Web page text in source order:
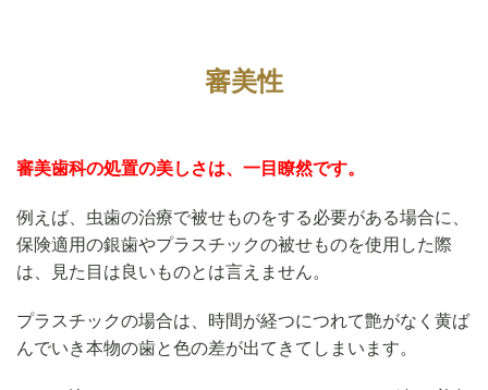
審美性
審美歯科の処置の美しさは、一目瞭然です。
例えば、虫歯の治療で被せものをする必要がある場合に、
保険適用の銀歯やプラスチックの被せものを使用した際
は、見た目は良いものとは言えません。
プラスチックの場合は、時間が経つにつれて艶がなく黄ば
んでいき本物の歯と色の差が出てきてしまいます。